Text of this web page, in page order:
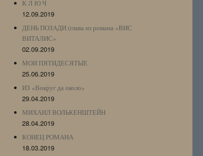
К Л Ю Ч
12.09.2019
ДЕНЬ ПОЗАДИ (глава из романа «ВИС
ВИТАЛИС»
02.09.2019
МОИ ПЯТИДЕСЯТЫЕ
25.06.2019
ИЗ «Вокруг да около»
29.04.2019
МИХАИЛ ВОЛЬКЕНШТЕЙН
28.04.2019
КОНЕЦ РОМАНА
18.03.2019